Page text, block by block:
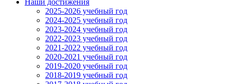
2025-2026 учебный год
2024-2025 учебный год
2023-2024 учебный год
2022-2023 учебный год
2021-2022 учебный год
2020-2021 учебный год
2019-2020 учебный год
2018-2019 учебный год